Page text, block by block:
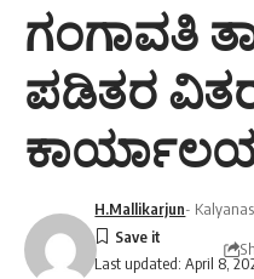
ಗಂಗಾವತಿ
ಪಡಿತರ
Last updated: April 8,
H.Mallikarjun-